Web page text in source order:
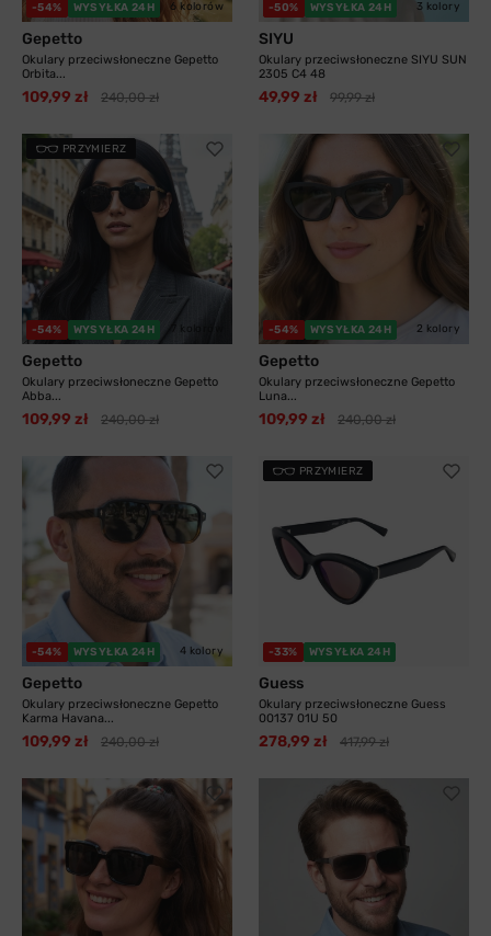
-54% WYSYŁKA 24H 6 kolorów
Gepetto
Okulary przeciwsłoneczne Gepetto
Orbita...
109,99 zł 240,00 zł
-50% WYSYŁKA 24H 3 kolory
SIYU
Okulary przeciwsłoneczne SIYU SUN
2305 C4 48
49,99 zł 99,99 zł
PRZYMIERZ
-54% WYSYŁKA 24H
Gepetto
Okulary przeciwsłoneczne Gepetto
Abba...
109,99 zł 240,00 zł
-54% WYSYŁKA 24H 2 kolory
Gepetto
Okulary przeciwsłoneczne Gepetto
Luna...
109,99 zł 240,00 zł
-54% WYSYŁKA 24H 4 kolory
Gepetto
Okulary przeciwsłoneczne Gepetto
Karma Havana...
109,99 zł 240,00 zł
PRZYMIERZ
-33% WYSYŁKA 24H
Guess
Okulary przeciwsłoneczne Guess
00137 01U 50
278,99 zł 417,99 zł